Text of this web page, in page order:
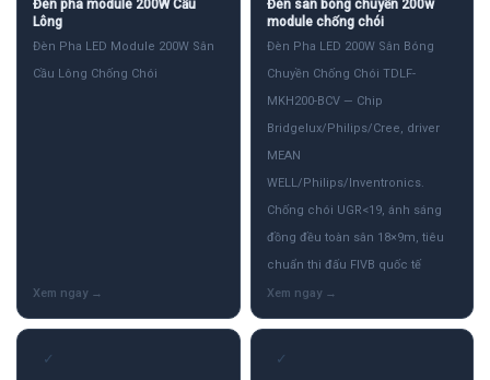
Đèn pha module 200W Cầu
Lông
Đèn Pha LED Module 200W Sân
Cầu Lông Chống Chói
Đèn sân bóng chuyền 200w
module chống chói
Đèn Pha LED 200W Sân Bóng
Chuyền Chống Chói TDLF-
MKH200-BCV — Chip
Bridgelux/Philips/Cree, driver
MEAN
WELL/Philips/Inventronics.
Chống chói UGR<19, ánh sáng
đồng đều toàn sân 18×9m, tiêu
chuẩn thi đấu FIVB quốc tế
✓ ✓